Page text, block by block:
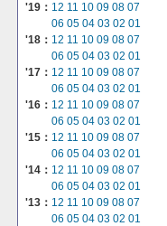
'19： 12 11 10 09 08 07
06 05 04 03 02 01
'18： 12 11 10 09 08 07
06 05 04 03 02 01
'17： 12 11 10 09 08 07
06 05 04 03 02 01
'16： 12 11 10 09 08 07
06 05 04 03 02 01
'15： 12 11 10 09 08 07
06 05 04 03 02 01
'14： 12 11 10 09 08 07
06 05 04 03 02 01
'13： 12 11 10 09 08 07
06 05 04 03 02 01